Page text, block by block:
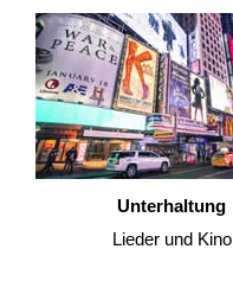
Unterhaltung
Lieder und Kino